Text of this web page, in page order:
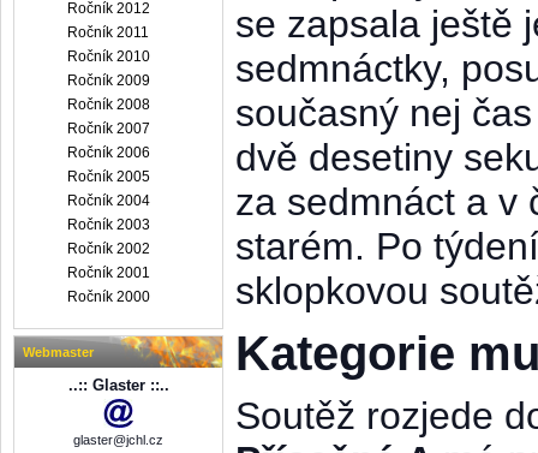
Ročník 2012
Ročník 2011
Ročník 2010
Ročník 2009
Ročník 2008
Ročník 2007
Ročník 2006
Ročník 2005
Ročník 2004
Ročník 2003
Ročník 2002
Ročník 2001
Ročník 2000
Webmaster
..:: Glaster ::..
glaster@jchl.cz
se zapsala ještě
sedmnáctky,
současný nej
dvě desetiny
za sedmnáct a v
starém. Po
sklopkovou
Kategorie
Soutěž rozjede